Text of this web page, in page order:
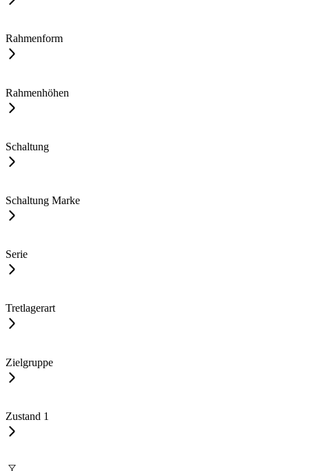
Rahmenform
Rahmenhöhen
Schaltung
Schaltung Marke
Serie
Tretlagerart
Zielgruppe
Zustand 1